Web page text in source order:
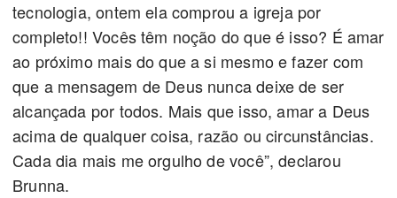
tecnologia, ontem ela comprou a igreja por
completo!! Vocês têm noção do que é isso? É amar
ao próximo mais do que a si mesmo e fazer com
que a mensagem de Deus nunca deixe de ser
alcançada por todos. Mais que isso, amar a Deus
acima de qualquer coisa, razão ou circunstâncias.
Cada dia mais me orgulho de você”, declarou
Brunna.